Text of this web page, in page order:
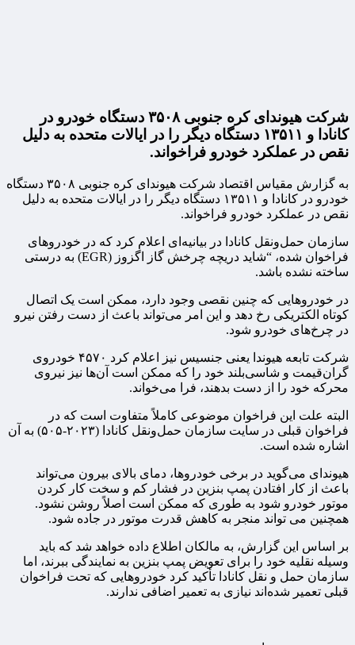
شرکت هیوندای کره جنوبی ۳۵۰۸ دستگاه خودرو در
کانادا و ۱۳۵۱۱ دستگاه دیگر را در ایالات متحده به دلیل
نقص در عملکرد خودرو فراخواند.
به گزارش مقیاس اقتصاد شرکت هیوندای کره جنوبی ۳۵۰۸ دستگاه
خودرو در کانادا و ۱۳۵۱۱ دستگاه دیگر را در ایالات متحده به دلیل
نقص در عملکرد خودرو فراخواند.
سازمان حمل‌ونقل کانادا در بیانیه‌ای اعلام کرد که در خودروهای
فراخوان شده، “شاید دریچه چرخش گاز اگزوز (EGR) به درستی
ساخته نشده باشد.
در خودروهایی که چنین نقصی وجود دارد، ممکن است یک اتصال
کوتاه الکتریکی رخ دهد و این امر می‌تواند باعث از دست رفتن نیرو
در چرخ‌های خودرو شود.
شرکت تابعه هیوندا یعنی جنسیس نیز اعلام کرد ۴۵۷۰ خودروی
گران‌قیمت و شاسی‌بلند خود را که ممکن است آن‌ها نیز نیروی
محرکه خود را از دست بدهند، فرا می‌خواند.
البته علت این فراخوان موضوعی کاملاً متفاوت است که در
فراخوان قبلی در سایت سازمان حمل‌ونقل کانادا (۲۰۲۳-۵۰۵) به آن
اشاره شده است.
هیوندای می‌گوید در برخی خودروها، دمای بالای بیرون می‌تواند
باعث از کار افتادن پمپ بنزین در فشار کم و سخت کار کردن
موتور خودرو شود به طوری که ممکن است اصلاً روشن نشود.
همچنین می تواند منجر به کاهش قدرت موتور در جاده شود.
بر اساس این گزارش، به مالکان اطلاع داده خواهد شد که باید
وسیله نقلیه خود را برای تعویض پمپ بنزین به نمایندگی ببرند، اما
سازمان حمل و نقل کانادا تأکید کرد خودروهایی که تحت فراخوان
قبلی تعمیر شده‌اند نیازی به تعمیر اضافی ندارند.